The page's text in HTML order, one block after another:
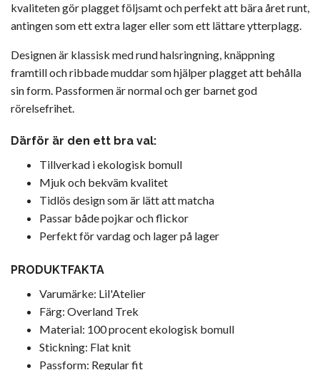
kvaliteten gör plagget följsamt och perfekt att bära året runt,
antingen som ett extra lager eller som ett lättare ytterplagg.
Designen är klassisk med rund halsringning, knäppning
framtill och ribbade muddar som hjälper plagget att behålla
sin form. Passformen är normal och ger barnet god
rörelsefrihet.
Därför är den ett bra val:
Tillverkad i ekologisk bomull
Mjuk och bekväm kvalitet
Tidlös design som är lätt att matcha
Passar både pojkar och flickor
Perfekt för vardag och lager på lager
PRODUKTFAKTA
Varumärke: Lil'Atelier
Färg: Overland Trek
Material: 100 procent ekologisk bomull
Stickning: Flat knit
Passform: Regular fit